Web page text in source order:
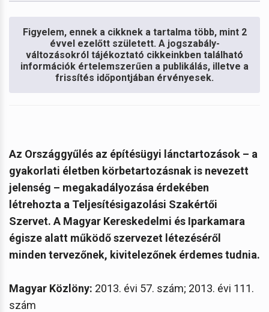
Figyelem, ennek a cikknek a tartalma több, mint 2
évvel ezelőtt született. A jogszabály-
változásokról tájékoztató cikkeinkben található
információk értelemszerűen a publikálás, illetve a
frissítés időpontjában érvényesek.
Az Országgyűlés az építésügyi lánctartozások – a
gyakorlati életben körbetartozásnak is nevezett
jelenség – megakadályozása érdekében
létrehozta a Teljesítésigazolási Szakértői
Szervet. A Magyar Kereskedelmi és Iparkamara
égisze alatt működő szervezet létezéséről
minden tervezőnek, kivitelezőnek érdemes tudnia.
Magyar Közlöny: 2013. évi 57. szám; 2013. évi 111.
szám